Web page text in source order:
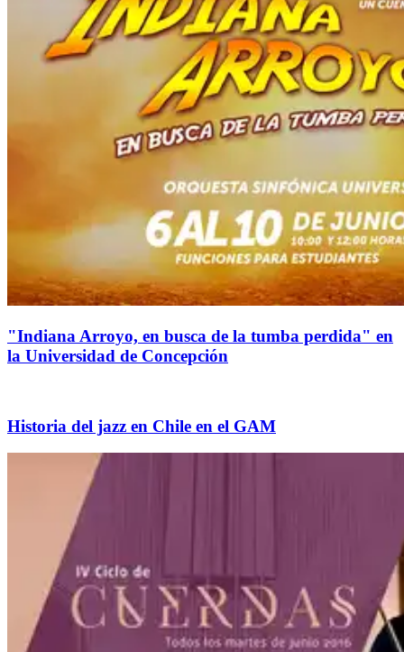
"Indiana Arroyo, en busca de la tumba perdida" en
la Universidad de Concepción
Historia del jazz en Chile en el GAM